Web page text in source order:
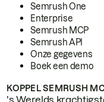
Semrush One
Enterprise
Semrush MCP
Semrush API
Onze gegevens
Boek een demo
KOPPEL SEMRUSH
's Werelds